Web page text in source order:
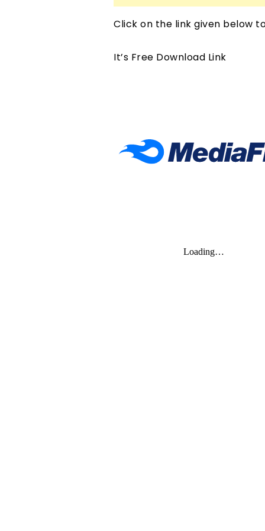
Click on the link given below
It’s Free Download Link